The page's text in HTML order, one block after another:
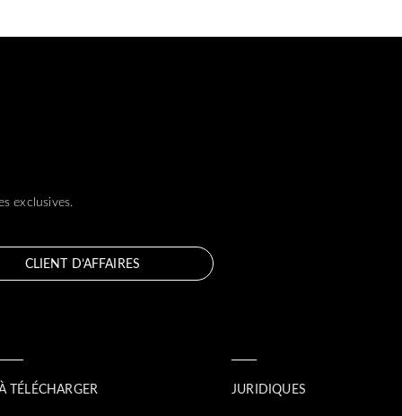
exclusives.
CLIENT D’AFFAIRES
TÉLÉCHARGER
JURIDIQUES